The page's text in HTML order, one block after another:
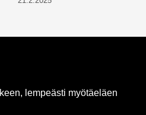
lempeästi myötäeläen